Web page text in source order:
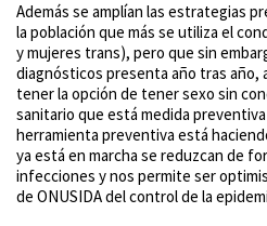
Además se amplían las estrategias
la población que más se utiliza el
y mujeres trans), pero que sin
diagnósticos presenta año tras año,
tener la opción de tener sexo sin
sanitario que está medida
herramienta preventiva está
ya está en marcha se reduzcan de
infecciones y nos permite ser
de ONUSIDA del control de la